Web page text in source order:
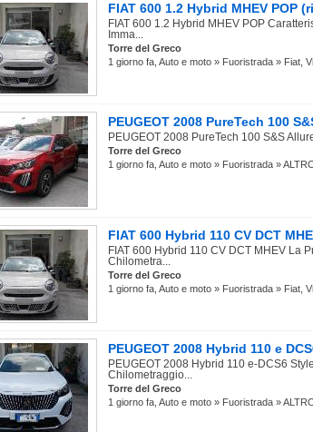
FIAT 600 1.2 Hybrid MHEV POP
FIAT 600 1.2 Hybrid MHEV POP
Imma...
Torre del Greco
1 giorno fa, Auto e moto » Fuoristrada » Fiat,
PEUGEOT 2008 PureTech 100
PEUGEOT 2008 PureTech 100 S&S
Torre del Greco
1 giorno fa, Auto e moto » Fuoristrada »
FIAT 600 Hybrid 110 CV DCT
FIAT 600 Hybrid 110 CV DCT MHEV La
Chilometra...
Torre del Greco
1 giorno fa, Auto e moto » Fuoristrada » Fiat,
PEUGEOT 2008 Hybrid 110 e
PEUGEOT 2008 Hybrid 110 e-DCS6
Chilometraggio...
Torre del Greco
1 giorno fa, Auto e moto » Fuoristrada »